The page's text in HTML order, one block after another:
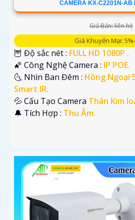
CAMERA KX-C2201N-AB
Giá Bán: liên hệ
Giá Khuyến Mại:
🦉 Độ sắc nét : FULL HD 1080P .
🌠 Công Nghệ Camera : IP POE.
🌜 Nhìn Ban Đêm : Hồng Ngoại
Smart IR.
💦 Cấu Tạo Camera Thân Kim
️🔔 Tích Hợp : Thu Âm.